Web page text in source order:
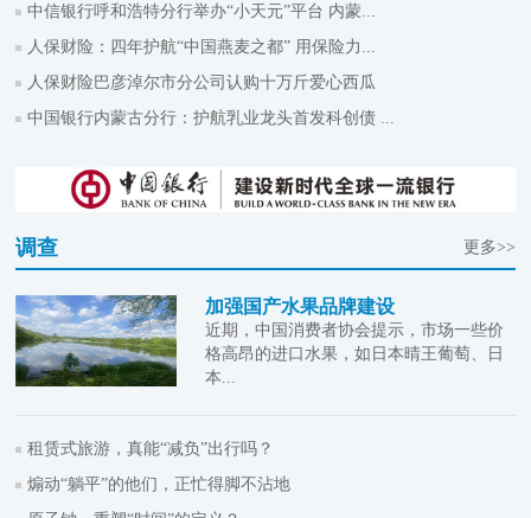
中信银行呼和浩特分行举办“小天元”平台 内蒙...
人保财险：四年护航“中国燕麦之都” 用保险力...
人保财险巴彦淖尔市分公司认购十万斤爱心西瓜
中国银行内蒙古分行：护航乳业龙头首发科创债 ...
调查 更多>>
加强国产水果品牌建设
近期，中国消费者协会提示，市场一些价
格高昂的进口水果，如日本晴王葡萄、日
本...
租赁式旅游，真能“减负”出行吗？
煽动“躺平”的他们，正忙得脚不沾地